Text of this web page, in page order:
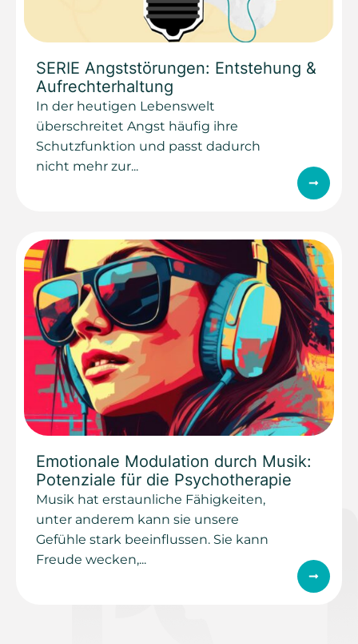
SERIE Angststörungen: Entstehung &
Aufrechterhaltung
In der heutigen Lebenswelt
überschreitet Angst häufig ihre
Schutzfunktion und passt dadurch
nicht mehr zur...
Emotionale Modulation durch Musik:
Potenziale für die Psychotherapie
Musik hat erstaunliche Fähigkeiten,
unter anderem kann sie unsere
Gefühle stark beeinflussen. Sie kann
Freude wecken,...